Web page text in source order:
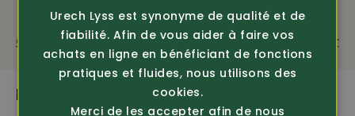
longueur environ 72 cm.
Vous trouverez les instructions de lavage et d'entretien
de la laine dans la fiche de données
Questions sur le produit Recommander
PLUS DE PRODUITS PASSIONNANTS
Urech Lyss est synonyme de qualité et de
fiabilité. Afin de vous aider à faire vos
achats en ligne en bénéficiant de fonctions
pratiques et fluides, nous utilisons des
cookies.
Merci de les accepter afin de nous